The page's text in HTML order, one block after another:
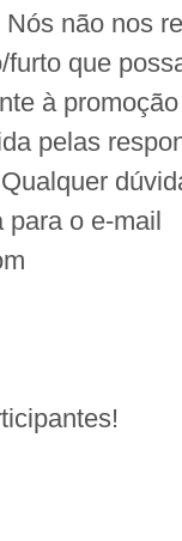
não nos
que
à
pelas
para o e-mail